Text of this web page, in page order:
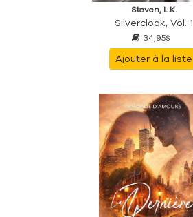
Steven, L.K.
Silvercloak, Vol. 1
34,95$
Ajouter à la liste